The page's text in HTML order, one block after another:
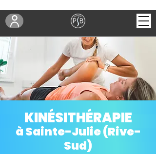
KINÉSITHÉRAPIE
à Sainte-Julie (Rive-
Sud)